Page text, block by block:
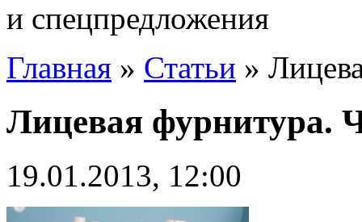
и спецпредложения
Главная » Статьи »
Лицевая фурнитура.
19.01.2013, 12:00